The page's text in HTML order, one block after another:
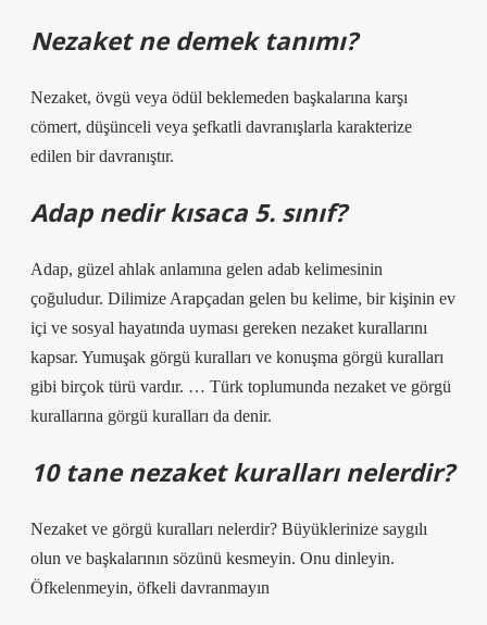
Nezaket ne demek tanımı?
Nezaket, övgü veya ödül beklemeden başkalarına karşı
cömert, düşünceli veya şefkatli davranışlarla karakterize
edilen bir davranıştır.
Adap nedir kısaca 5. sınıf?
Adap, güzel ahlak anlamına gelen adab kelimesinin
çoğuludur. Dilimize Arapçadan gelen bu kelime, bir kişinin ev
içi ve sosyal hayatında uyması gereken nezaket kurallarını
kapsar. Yumuşak görgü kuralları ve konuşma görgü kuralları
gibi birçok türü vardır. … Türk toplumunda nezaket ve görgü
kurallarına görgü kuralları da denir.
10 tane nezaket kuralları nelerdir?
Nezaket ve görgü kuralları nelerdir? Büyüklerinize saygılı
olun ve başkalarının sözünü kesmeyin. Onu dinleyin.
Öfkelenmeyin, öfkeli davranmayın